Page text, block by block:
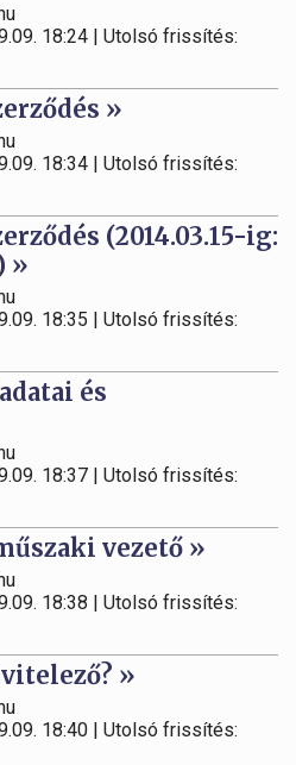
18:24 | Utolsó frissítés:
»
18:34 | Utolsó frissítés:
(2014.03.15-ig:
»
18:35 | Utolsó frissítés:
és
18:37 | Utolsó frissítés:
vezető »
18:38 | Utolsó frissítés:
»
18:40 | Utolsó frissítés: